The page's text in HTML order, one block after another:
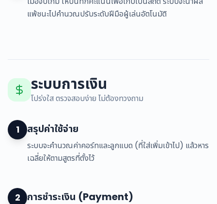
แพ้ชนะไปคำนวณปรับระดับฝีมือผู้เล่นอัตโนมัติ
ระบบการเงิน
โปร่งใส ตรวจสอบง่าย ไม่ต้องทวงถาม
1 สรุปค่าใช้จ่าย
ระบบจะคำนวณค่าคอร์ทและลูกแบด (ที่ใส่เพิ่มเข้าไป) แล้วหาร
เฉลี่ยให้ตามสูตรที่ตั้งไว้
2 การชำระเงิน (Payment)